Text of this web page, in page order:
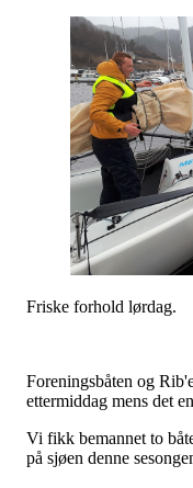
Friske forhold lørdag.
Foreningsbåten og
ettermiddag mens det
Vi fikk bemannet to
på sjøen denne